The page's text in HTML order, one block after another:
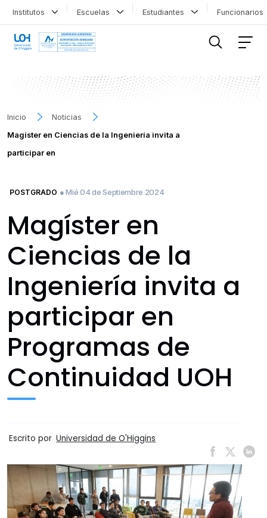
Institutos Escuelas Estudiantes
Inicio
Noticias
Magíster en Ciencias de la Ingeniería invita a
participar en
POSTGRADO ● Mié 04 de Septiembre 2024
Magíster en
Ciencias de la
Ingeniería invita a
participar en
Programas de
Continuidad UOH
Escrito por Universidad de O'Higgins